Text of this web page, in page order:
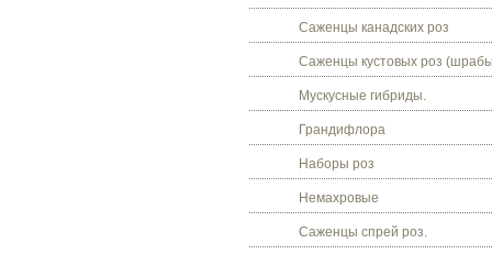
Саженцы канадских роз
Саженцы кустовых роз
Мускусные гибриды.
Грандифлора
Наборы роз
Немахровые
Саженцы спрей роз.